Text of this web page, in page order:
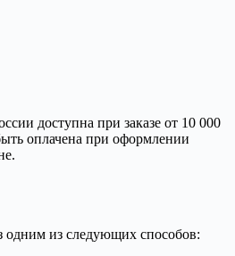
доступна при заказе от 10 000
оплачена при оформлении
одним из следующих способов: